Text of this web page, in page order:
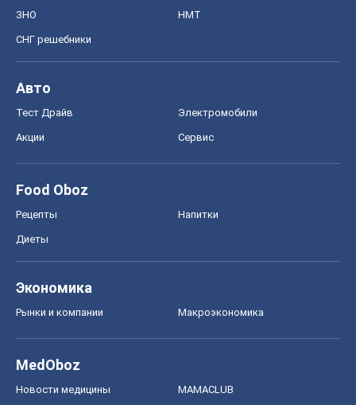
ЗНО НМТ
СНГ решебники
Авто
Тест Драйв Электромобили
Акции Сервис
Food Oboz
Рецепты Напитки
Диеты
Экономика
Рынки и компании Mакроэкономика
MedOboz
Новости медицины MAMACLUB